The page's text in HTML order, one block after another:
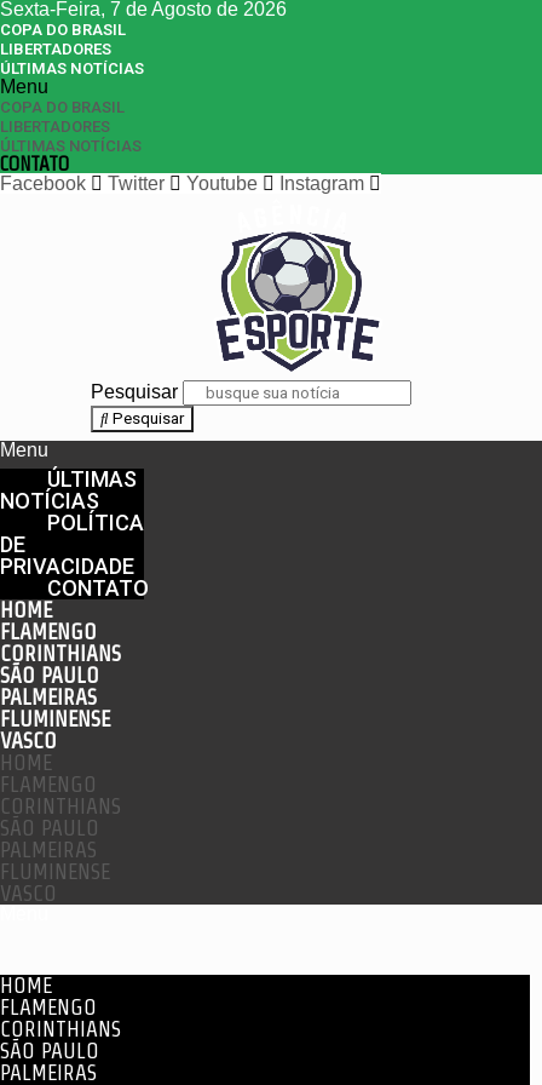
Sexta-Feira, 7 de Agosto de 2026
COPA DO BRASIL
LIBERTADORES
ÚLTIMAS NOTÍCIAS
Menu
COPA DO BRASIL
LIBERTADORES
ÚLTIMAS NOTÍCIAS
CONTATO
Facebook
Twitter Youtube Instagram
Pesquisar
Pesquisar
Menu
ÚLTIMAS
NOTÍCIAS
POLÍTICA
DE
PRIVACIDADE
CONTATO
HOME
FLAMENGO
CORINTHIANS
SÃO PAULO
PALMEIRAS
FLUMINENSE
VASCO
HOME
FLAMENGO
CORINTHIANS
SÃO PAULO
PALMEIRAS
FLUMINENSE
VASCO
HOME
FLAMENGO
CORINTHIANS
SÃO PAULO
PALMEIRAS